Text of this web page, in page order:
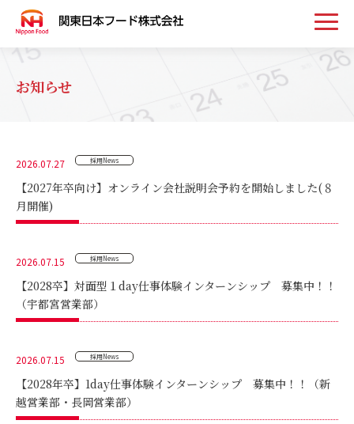
トップ
事業案内
取扱い商品
会社案内
お知らせ
2026.07.27 採用News
【2027年卒向け】オンライン会社説明会予約を開始しました(８
月開催)
2026.07.15 採用News
【2028卒】対面型１day仕事体験インターンシップ 募集中！！
（宇都宮営業部）
2026.07.15 採用News
【2028年卒】1day仕事体験インターンシップ 募集中！！（新
越営業部・長岡営業部）